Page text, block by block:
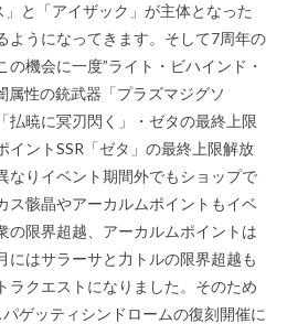
と「アイザック」が主体となった
ようになってきます。そして7周年の
機会に一度”ライト・ビハインド・
属性の銃武器「プラズマジグソ
払暁に冥刃閃く」・ゼタの最終上限
ントSSR「ゼタ」の最終上限解放
なりイベント期間外でもショップで
ス骸晶やアーカルムポイントもイベ
の限界超越、アーカルムポイントは
にはサラーサと力トルの限界超越も
ラクエストになりました。そのため
ゲッティシンドロームの復刻開催に